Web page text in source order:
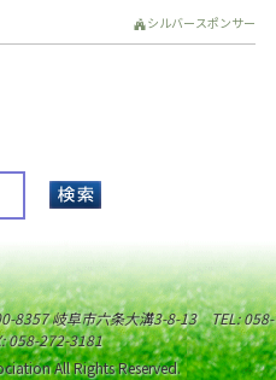
シルバースポンサー
8357 岐阜市六条大溝3-8-13 TEL: 058-
058-272-3181
All Rights Reserved.